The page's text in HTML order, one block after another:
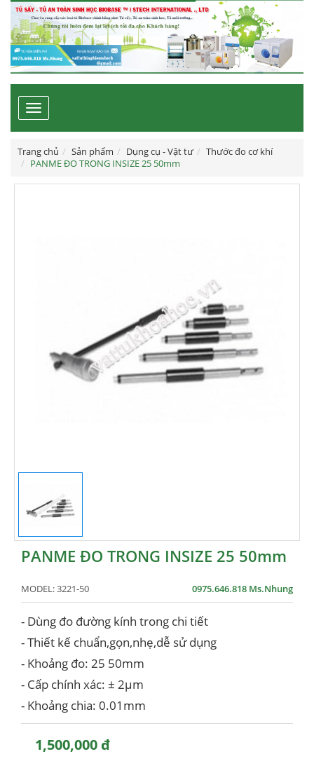
Toggle
navigation
Trang chủ Sản phẩm Dụng cụ - Vật tư
Thước đo cơ khí
PANME ĐO TRONG INSIZE 25 50mm
PANME ĐO TRONG INSIZE 25 50mm
MODEL:3221-50 0975.646.818 Ms.Nhung
- Dùng đo đường kính trong chi tiết
- Thiết kế chuẩn,gọn,nhẹ,dễ sử dụng
- Khoảng đo: 25 50mm
- Cấp chính xác: ± 2µm
- Khoảng chia: 0.01mm
1,500,000 đ